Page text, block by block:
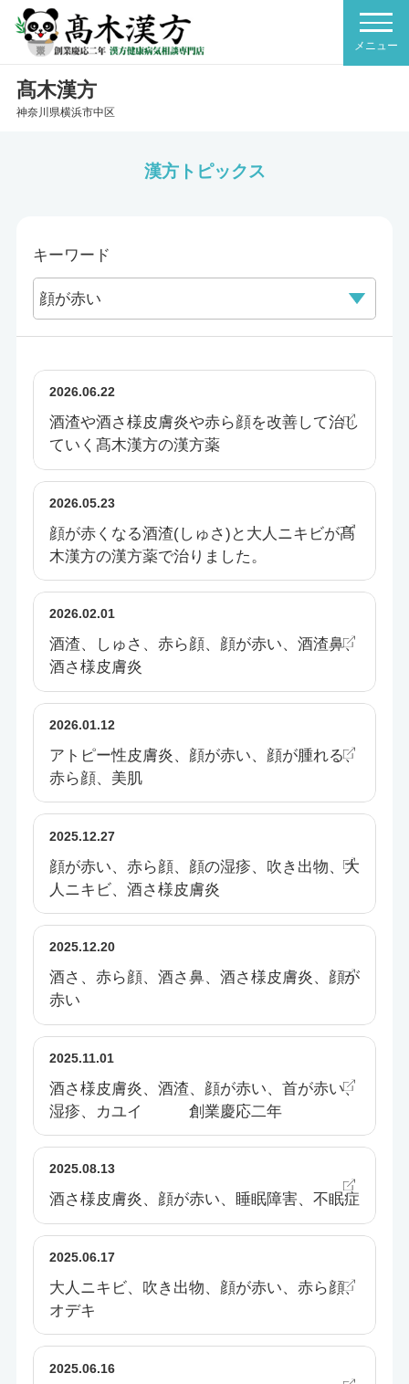
髙木漢方
神奈川県横浜市中区
漢方トピックス
キーワード
2026.06.22
酒渣や酒さ様皮膚炎や赤ら顔を改善して治し
ていく髙木漢方の漢方薬
2026.05.23
顔が赤くなる酒渣(しゅさ)と大人ニキビが髙
木漢方の漢方薬で治りました。
2026.02.01
酒渣、しゅさ、赤ら顔、顔が赤い、酒渣鼻、
酒さ様皮膚炎
2026.01.12
アトピー性皮膚炎、顔が赤い、顔が腫れる、
赤ら顔、美肌
2025.12.27
顔が赤い、赤ら顔、顔の湿疹、吹き出物、大
人ニキビ、酒さ様皮膚炎
2025.12.20
酒さ、赤ら顔、酒さ鼻、酒さ様皮膚炎、顔が
赤い
2025.11.01
酒さ様皮膚炎、酒渣、顔が赤い、首が赤い、
湿疹、カユイ 創業慶応二年
2025.08.13
酒さ様皮膚炎、顔が赤い、睡眠障害、不眠症
2025.06.17
大人ニキビ、吹き出物、顔が赤い、赤ら顔、
オデキ
2025.06.16